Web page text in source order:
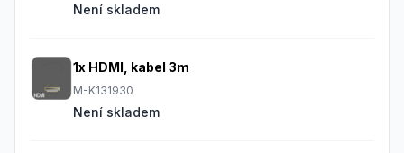
Není skladem
1x HDMI, kabel 3m
M-K131930
Není skladem